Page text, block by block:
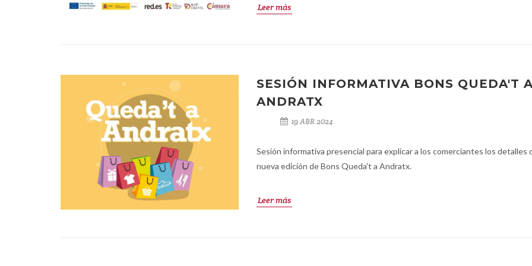
Leer más
SESIÓN INFORMATIVA BONS QUEDA'T A
ANDRATX
19 ABR 2024
Sesión informativa presencial para explicar a los comerciantes los detalles
nueva edición de Bons Queda't a Andratx.
Leer más